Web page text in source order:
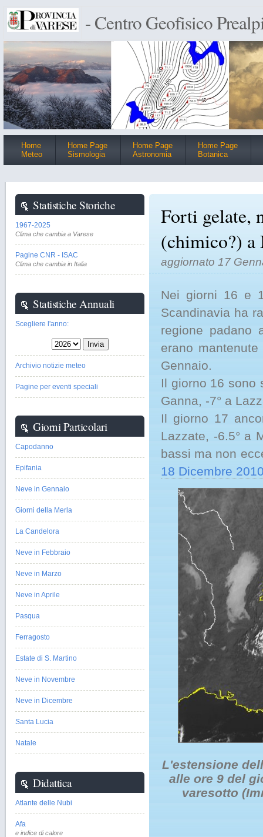
- Centro Geofisico
Home
Meteo
Home Page
Sismologia
Home Page
Astronomia
Home Page
Botanica
Forti gelate,
(chimico?)
aggiornato 17
Nei giorni 16 e
Scandinavia ha
regione padano
erano
Gennaio.
Il giorno 16 sono
Ganna, -7° a
Il giorno 17
Lazzate, -6.5° a
bassi ma non
18 Dicembre
L'estensione
alle ore 9 del
varesotto
Statistiche Storiche
1967-2025
Clima che cambia a Varese
Pagine CNR - ISAC
Clima che cambia in Italia
Statistiche Annuali
Scegliere l'anno:
Archivio notizie meteo
Pagine per eventi speciali
Giorni Particolari
Capodanno
Epifania
Neve in Gennaio
Giorni della Merla
La Candelora
Neve in Febbraio
Neve in Marzo
Neve in Aprile
Pasqua
Ferragosto
Estate di S. Martino
Neve in Novembre
Neve in Dicembre
Santa Lucia
Natale
Didattica
Atlante delle Nubi
Afa
e indice di calore